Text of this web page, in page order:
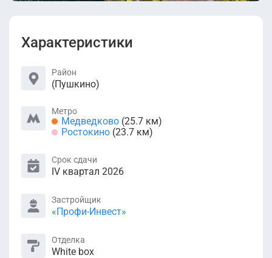
Характеристики
Район
(Пушкино)
Метро
Медведково (25.7 км)
Ростокино (23.7 км)
Срок сдачи
IV квартал 2026
Застройщик
«Профи-Инвест»
Отделка
White box